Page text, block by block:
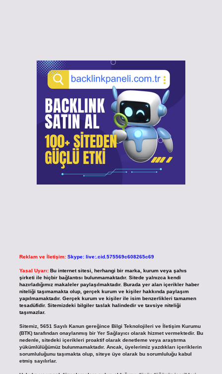
Reklam ve İletişim: Skype: live:.cid.575569c608265c69
Yasal Uyarı: Bu internet sitesi, herhangi bir marka, kurum veya şahıs
şirketi ile hiçbir bağlantısı bulunmamaktadır. Sitede yalnızca kendi
hazırladığımız makaleler paylaşılmaktadır. Burada yer alan içerikler haber
niteliği taşımamakta olup, gerçek kurum ve kişiler hakkında paylaşım
yapılmamaktadır. Gerçek kurum ve kişiler ile isim benzerlikleri tamamen
tesadüfidir. Sitemizdeki bilgiler taslak halindedir ve tavsiye niteliği
taşımazlar.
Sitemiz, 5651 Sayılı Kanun gereğince Bilgi Teknolojileri ve İletişim Kurumu
(BTK) tarafından onaylanmış bir Yer Sağlayıcı olarak hizmet vermektedir. Bu
nedenle, sitedeki içerikleri proaktif olarak denetleme veya araştırma
yükümlülüğümüz bulunmamaktadır. Ancak, üyelerimiz yazdıkları içeriklerin
sorumluluğunu taşımakta olup, siteye üye olarak bu sorumluluğu kabul
etmiş sayılırlar.